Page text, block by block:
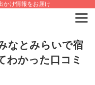
かけ情報をお届け
なとみらいで宿
わかった口コミ